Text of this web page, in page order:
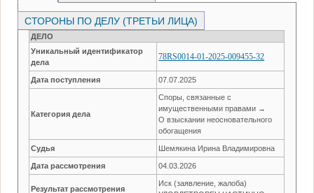
СТОРОНЫ ПО ДЕЛУ (ТРЕТЬИ ЛИЦА)
ДЕЛО
Уникальный идентификатор
дела
78RS0014-01-2025-009455-32
Дата поступления 07.07.2025
Категория дела
Споры, связанные с
имущественными правами →
О взыскании неосновательного
обогащения
Судья Шемякина Ирина Владимировна
Дата рассмотрения 04.03.2026
Результат рассмотрения
Иск (заявление, жалоба)